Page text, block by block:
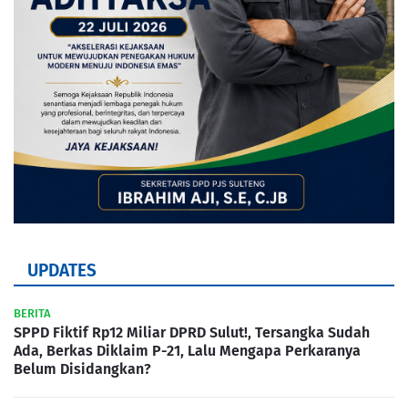
UPDATES
BERITA
SPPD Fiktif Rp12 Miliar DPRD Sulut!, Tersangka Sudah
Ada, Berkas Diklaim P-21, Lalu Mengapa Perkaranya
Belum Disidangkan?